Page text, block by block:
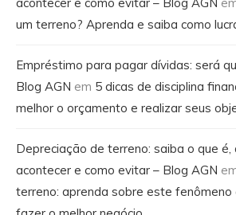
um terreno? Aprenda e saiba como
Empréstimo para pagar dívidas: será
Blog AGN em 5 dicas de disciplina
melhor o orçamento e realizar seus
Depreciação de terreno: saiba o que é,
acontecer e como evitar – Blog AGN
terreno: aprenda sobre este fenômeno